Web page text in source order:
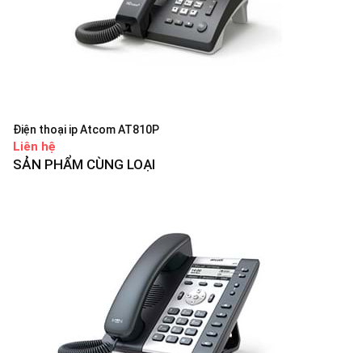
Điện thoại ip Atcom AT810P
Liên hệ
SẢN PHẨM CÙNG LOẠI